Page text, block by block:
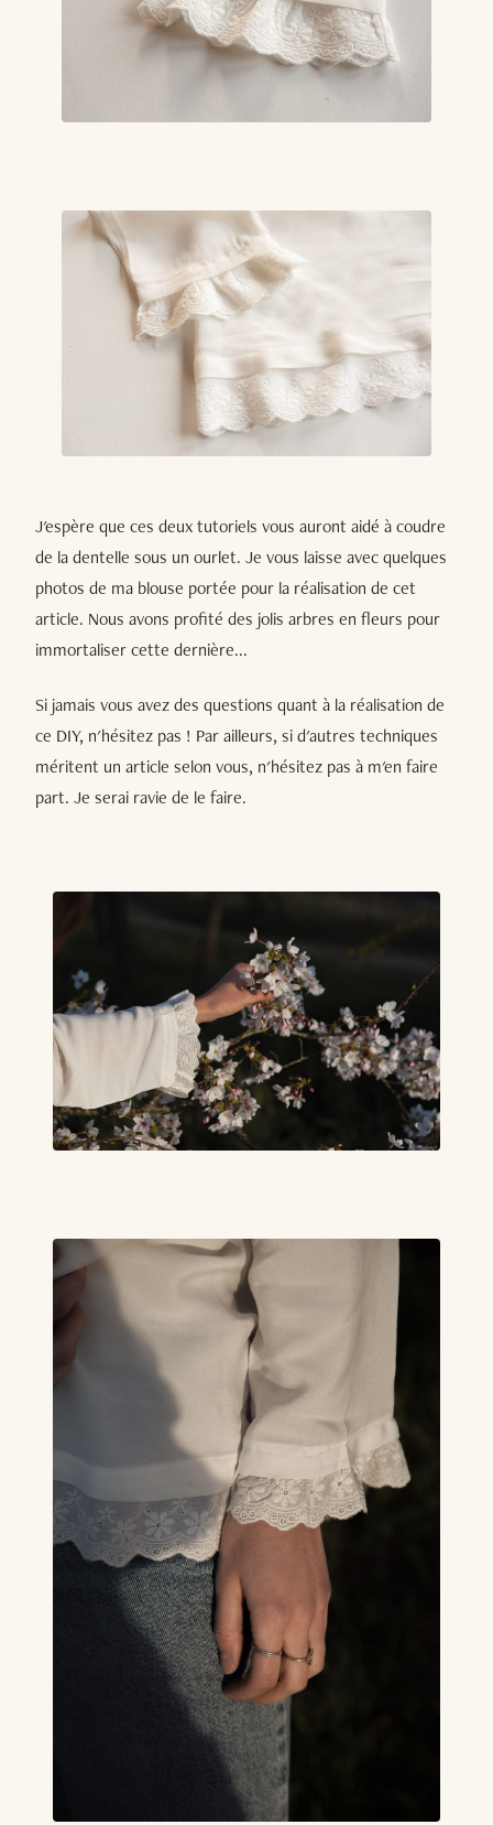
J'espère que ces deux tutoriels vous auront aidé à coudre
de la dentelle sous un ourlet. Je vous laisse avec quelques
photos de ma blouse portée pour la réalisation de cet
article. Nous avons profité des jolis arbres en fleurs pour
immortaliser cette dernière...
Si jamais vous avez des questions quant à la réalisation de
ce DIY, n'hésitez pas ! Par ailleurs, si d'autres techniques
méritent un article selon vous, n'hésitez pas à m'en faire
part. Je serai ravie de le faire.